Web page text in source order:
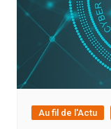
Au fil de l'Actu